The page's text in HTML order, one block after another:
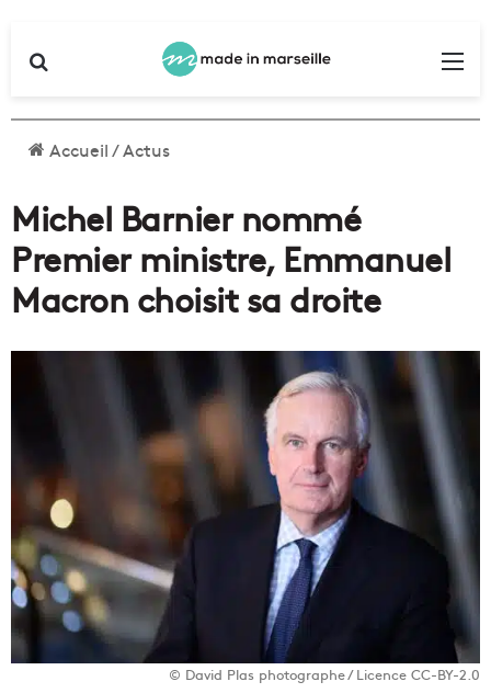
Accueil/Actus
Michel Barnier nommé
Premier ministre, Emmanuel
Macron choisit sa droite
© David Plas photographe / Licence CC-BY-2.0